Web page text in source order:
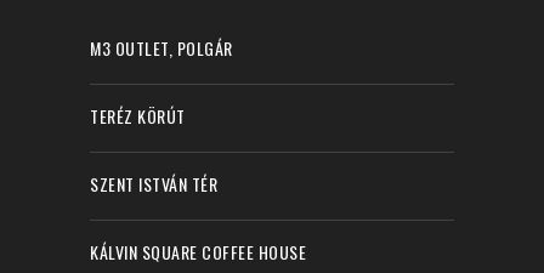
M3 OUTLET, POLGÁR
TERÉZ KÖRÚT
SZENT ISTVÁN TÉR
KÁLVIN SQUARE COFFEE HOUSE